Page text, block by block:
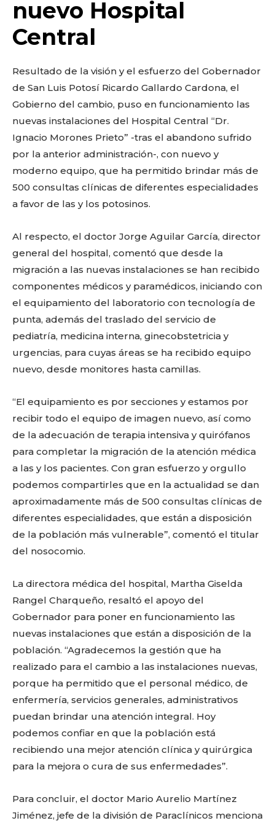
Link
k
nuevo Hospital
Central
Resultado de la visión y el esfuerzo del Gobernador
de San Luis Potosí Ricardo Gallardo Cardona, el
Gobierno del cambio, puso en funcionamiento las
nuevas instalaciones del Hospital Central “Dr.
Ignacio Morones Prieto” -tras el abandono sufrido
por la anterior administración-, con nuevo y
moderno equipo, que ha permitido brindar más de
500 consultas clínicas de diferentes especialidades
a favor de las y los potosinos.
Al respecto, el doctor Jorge Aguilar García, director
general del hospital,​ comentó que desde la
migración a las nuevas instalaciones se han recibido
componentes médicos y paramédicos, iniciando con
el equipamiento del laboratorio con tecnología de
punta, además del traslado del servicio de
pediatría, medicina interna, ginecobstetricia y
urgencias, para cuyas áreas se ha recibido equipo
nuevo, desde monitores hasta camillas.
“El equipamiento es por secciones y estamos por
recibir todo el equipo de imagen nuevo, así como
de la adecuación de terapia intensiva y quirófanos
para completar la migración de la atención médica
a las y los pacientes. Con gran esfuerzo y orgullo
podemos compartirles que en la actualidad se dan
aproximadamente más de 500 consultas clínicas de
diferentes especialidades, que están a disposición
de la población más vulnerable”, comentó el titular
del nosocomio.
La directora médica del hospital, Martha Giselda
Rangel Charqueño, resaltó el apoyo del
Gobernador para poner en funcionamiento las
nuevas instalaciones que están a disposición de la
población. “Agradecemos la gestión que ha
realizado para el cambio a las instalaciones nuevas,
porque ha permitido que el personal médico, de
enfermería, servicios generales, administrativos
puedan brindar una atención integral. Hoy
podemos confiar en que la población está
recibiendo una mejor atención clínica y quirúrgica
para la mejora o cura de sus enfermedades”.
Para concluir, el doctor Mario Aurelio Martínez
Jiménez, jefe de la división de Paraclínicos menciona